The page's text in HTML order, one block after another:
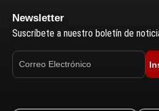
Newsletter
Suscríbete a nuestro boletín de